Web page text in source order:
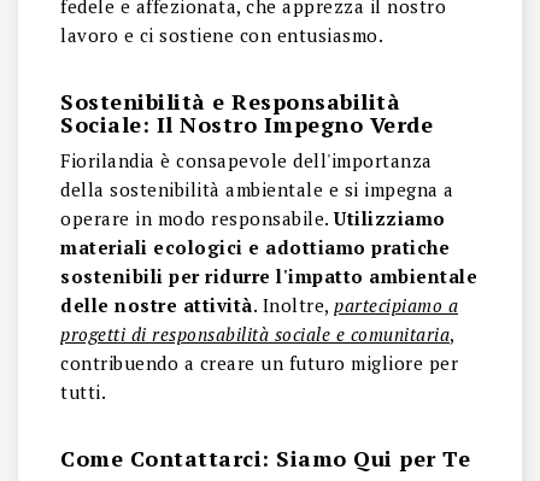
fedele e affezionata, che apprezza il nostro
lavoro e ci sostiene con entusiasmo.
Sostenibilità e Responsabilità
Sociale: Il Nostro Impegno Verde
Fiorilandia è consapevole dell'importanza
della sostenibilità ambientale e si impegna a
operare in modo responsabile.Utilizziamo
materiali ecologici e adottiamo pratiche
sostenibili per ridurre l'impatto ambientale
delle nostre attività. Inoltre, partecipiamo a
progetti di responsabilità sociale e comunitaria,
contribuendo a creare un futuro migliore per
tutti.
Come Contattarci: Siamo Qui per Te